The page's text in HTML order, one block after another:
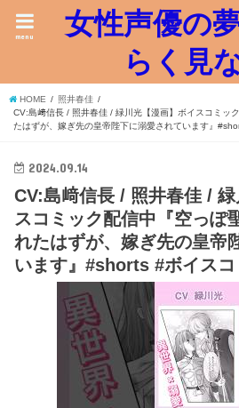
女性声優の
らく見
menu
HOME
照井春佳
CV:島﨑信長 / 照井春佳 / 緑川光【漫画】ボイスコミッ
たはずが、嫁ぎ先の皇帝陛下に溺愛されています』
2024.09.14
CV:島﨑信長 / 照井春佳 /
スコミック配信中『空っぽ
れたはずが、嫁ぎ先の皇帝
います』#shorts #ボイスコ